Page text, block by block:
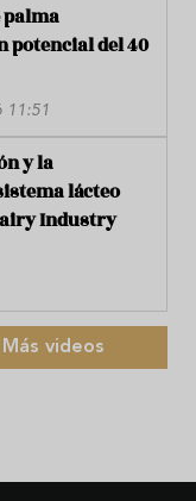
palma
potencial del 40
11:51
y la
lácteo
Industry
Más videos